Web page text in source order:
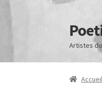
Aller
à
la
Aller
au
contenu
Artistes
Accueil